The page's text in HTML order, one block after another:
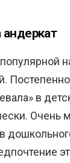
в
Очень